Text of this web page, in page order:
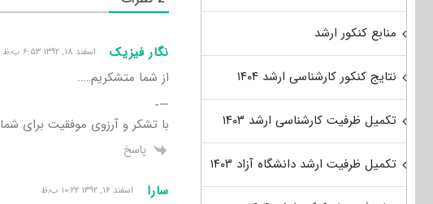
نگار فیزیک اسفند ۱۸, ۱۳۹۲ ۶:۵۳ ب٫ظ
از شما متشکریم…..
—-
با تشکر و آرزوی موفقیت برای شما
پاسخ
سارا اسفند ۱۶, ۱۳۹۲ ۱۰:۲۲ ب٫ظ
منابع کنکور ارشد
نتایج کنکور کارشناسی ارشد ۱۴۰۴
تکمیل ظرفیت کارشناسی ارشد ۱۴۰۳
تکمیل ظرفیت ارشد دانشگاه آزاد ۱۴۰۳